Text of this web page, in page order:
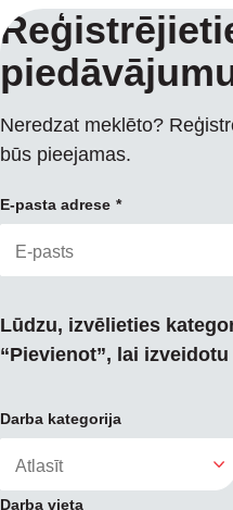
Neredzat meklēto?
būs pieejamas.
E-pasta adrese
Lūdzu, izvēlieties
“Pievienot”, lai
Darba kategorija
Darba vieta